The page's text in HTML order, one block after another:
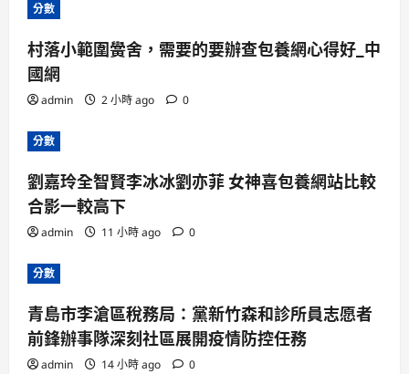
分數
村落小範圍黌舍，需要的要辦查包養網心得好_中
國網
admin 2 小時 ago 0
分數
劉嘉玲全智賢李冰冰劉亦菲 女神喜包養網站比較
合影一較高下
admin 11 小時 ago 0
分數
青島市李滄區稅務局：黨新竹森和診所員志愿者
前鋒辦事隊深刻社區展開疫情防控任務
admin 14 小時 ago 0